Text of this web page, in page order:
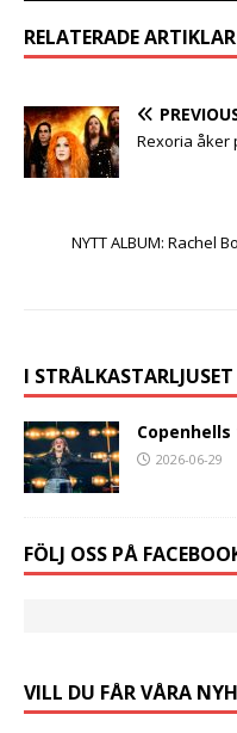
RELATERADE ARTIKLAR
Rexoria åker
NYTT ALBUM: Rachel
I STRÅLKASTARLJUSET
2026-06-29
FÖLJ OSS PÅ
VILL DU FÅR VÅRA